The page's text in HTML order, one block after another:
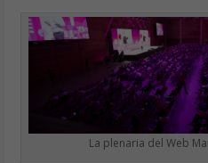
La plenaria del Web